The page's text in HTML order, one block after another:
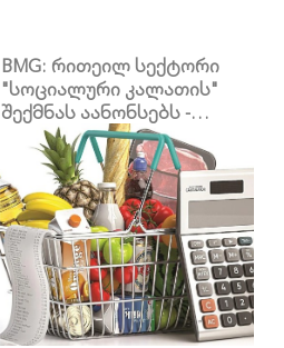
BMG: რითეილ სექტორი
"სოციალური კალათის"
შექმნას აანონსებს -
კობახიძეს ინიციატივა
მოსწონს